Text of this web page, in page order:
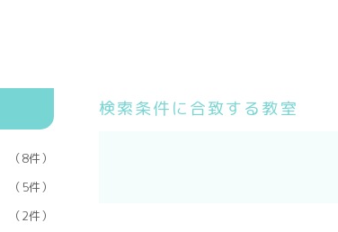
（8件）
（5件）
（2件）
検索条件に合致する教室